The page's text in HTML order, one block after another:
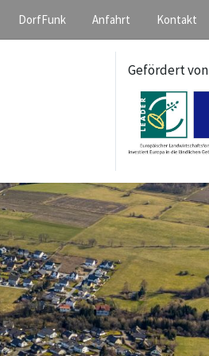
DorfFunk Anfahrt Kontakt
Gefördert von